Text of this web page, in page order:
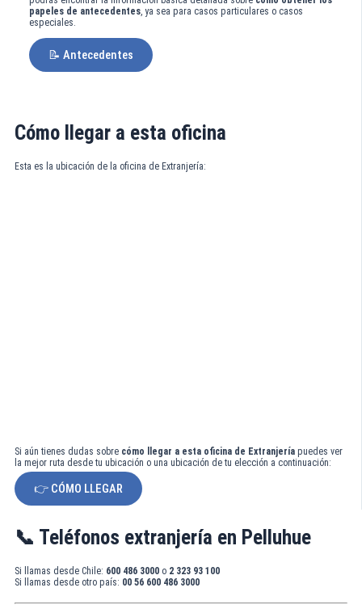
papeles de antecedentes , ya sea para casos particulares o casos
especiales.
📝 Antecedentes
Cómo llegar a esta oficina
Esta es la ubicación de la oficina de Extranjería:
Si aún tienes dudas sobre cómo llegar a esta oficina de Extranjería puedes ver
la mejor ruta desde tu ubicación o una ubicación de tu elección a continuación:
👉 CÓMO LLEGAR
📞 Teléfonos extranjería en Pelluhue
Si llamas desde Chile: 600 486 3000 o 2 323 93 100
Si llamas desde otro país: 00 56 600 486 3000